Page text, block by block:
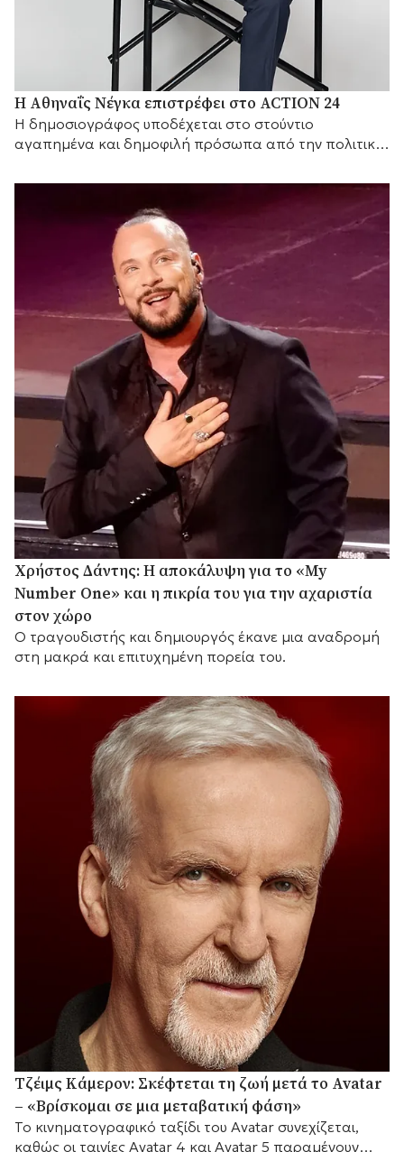
Η Αθηναΐς Νέγκα επιστρέφει στο ACTION 24
H δημοσιογράφος υποδέχεται στο στούντιο
αγαπημένα και δημοφιλή πρόσωπα από την πολιτική
Χρήστος Δάντης: Η αποκάλυψη για το «My
Number One» και η πικρία του για την αχαριστία
στον χώρο
Ο τραγουδιστής και δημιουργός έκανε μια αναδρομή
στη μακρά και επιτυχημένη πορεία του.
Τζέιμς Κάμερον: Σκέφτεται τη ζωή μετά το Avatar
– «Βρίσκομαι σε μια μεταβατική φάση»
Το κινηματογραφικό ταξίδι του Avatar συνεχίζεται,
καθώς οι ταινίες Avatar 4 και Avatar 5 παραμένουν